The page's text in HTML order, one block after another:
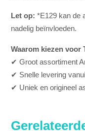
Let op: *E129 kan de
nadelig beïnvloeden.
Waarom kiezen voor
✔ Groot assortiment
✔ Snelle levering
✔ Uniek en origineel